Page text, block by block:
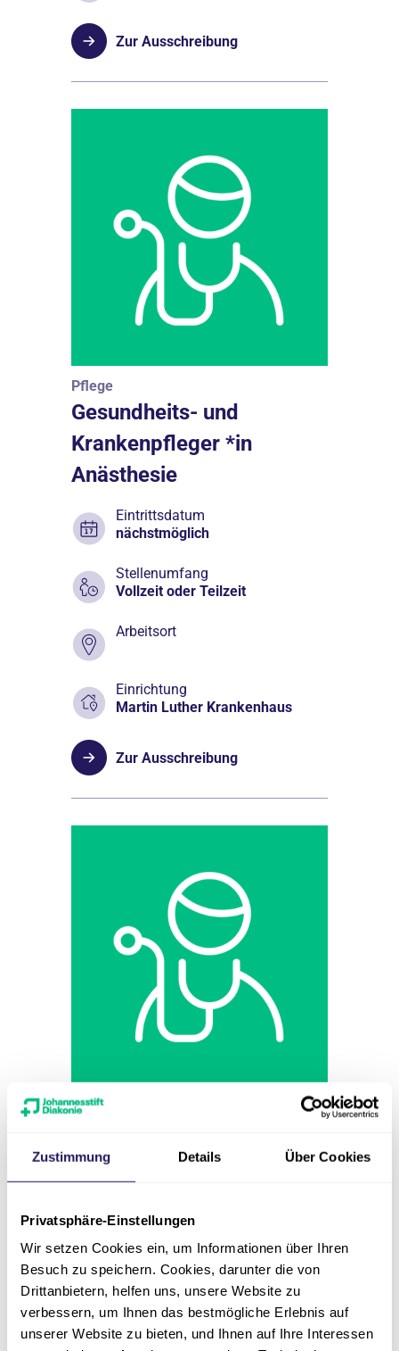
Zustimmung Details Über Cookies
Privatsphäre-Einstellungen
Wir setzen Cookies ein, um Informationen über Ihren
Besuch zu speichern. Cookies, darunter die von
Drittanbietern, helfen uns, unsere Website zu
verbessern, um Ihnen das bestmögliche Erlebnis auf
unserer Website zu bieten, und Ihnen auf Ihre Interessen
Zur Ausschreibung
Pflege
Gesundheits- und
Krankenpfleger *in
Anästhesie
Eintrittsdatum
nächstmöglich
Stellenumfang
Vollzeit oder Teilzeit
Arbeitsort
Einrichtung
Martin Luther Krankenhaus
Zur Ausschreibung
Pflege
Krankenpfleger *in
€
Eintrittsdatum
Stellenumfang
Vollzeit oder Teilzeit